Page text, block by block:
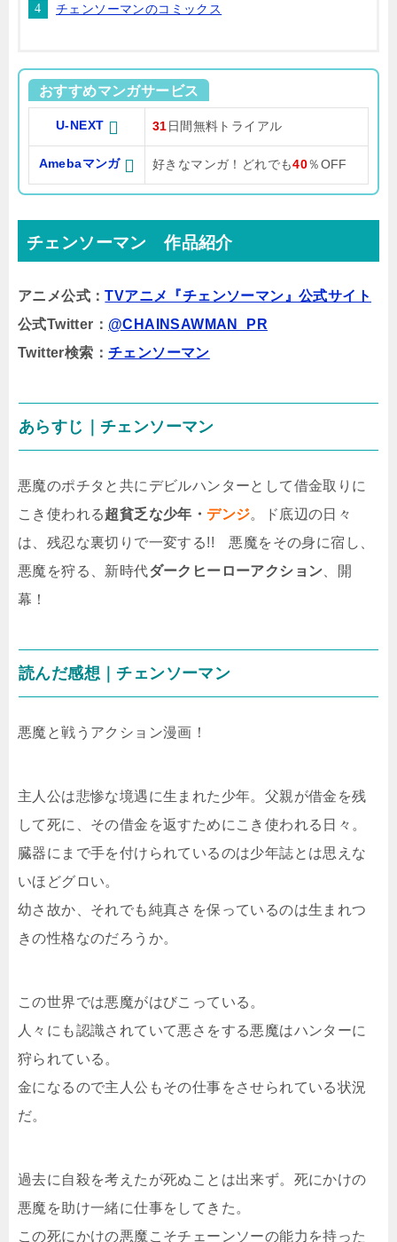
チェンソーマンのコミックス
おすすめマンガサービス
U-NEXT 31 日間無料トライアル
Amebaマンガ 好きなマンガ！どれでも40％OFF
チェンソーマン 作品紹介
アニメ公式：TVアニメ『チェンソーマン』公式サイト
公式Twitter： @CHAINSAWMAN_PR
Twitter検索： チェンソーマン
あらすじ｜チェンソーマン
悪魔のポチタと共にデビルハンターとして借金取りに
こき使われる超貧乏な少年・デンジ。ド底辺の日々
は、残忍な裏切りで一変する!! 悪魔をその身に宿し、
悪魔を狩る、新時代ダークヒーローアクション 、開
幕！
読んだ感想｜チェンソーマン
悪魔と戦うアクション漫画！
主人公は悲惨な境遇に生まれた少年。父親が借金を残
して死に、その借金を返すためにこき使われる日々。
臓器にまで手を付けられているのは少年誌とは思えな
いほどグロい。
幼さ故か、それでも純真さを保っているのは生まれつ
きの性格なのだろうか。
この世界では悪魔がはびこっている。
人々にも認識されていて悪さをする悪魔はハンターに
狩られている。
金になるので主人公もその仕事をさせられている状況
だ。
過去に自殺を考えたが死ぬことは出来ず。死にかけの
悪魔を助け一緒に仕事をしてきた。
この死にかけの悪魔こそチェーンソーの能力を持った